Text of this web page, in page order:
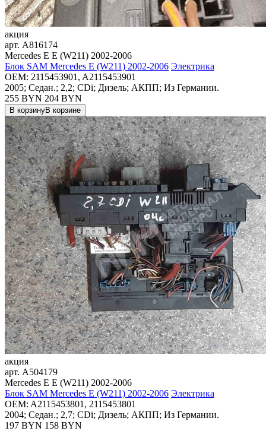
акция
арт. A816174
Mercedes E E (W211) 2002-2006
Блок SAM Mercedes E (W211) 2002-2006 Электрика
OEM: 2115453901, A2115453901
2005; Седан.; 2,2; CDi; Дизель; АКПП; Из Германии.
255 BYN 204 BYN
В корзинуВ корзине
акция
арт. A504179
Mercedes E E (W211) 2002-2006
Блок SAM Mercedes E (W211) 2002-2006 Электрика
OEM: A2115453801, 2115453801
2004; Седан.; 2,7; CDi; Дизель; АКПП; Из Германии.
197 BYN 158 BYN